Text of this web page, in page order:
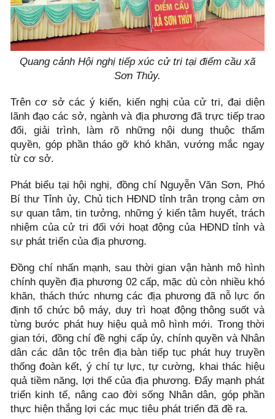
Quang cảnh Hội nghị tiếp xúc cử tri tại điểm cầu xã
Sơn Thủy.
Trên cơ sở các ý kiến, kiến nghị của cử tri, đại diện
lãnh đạo các sở, ngành và địa phương đã trực tiếp trao
đổi, giải trình, làm rõ những nội dung thuộc thẩm
quyền, góp phần tháo gỡ khó khăn, vướng mắc ngay
từ cơ sở.
Phát biểu tại hội nghị, đồng chí Nguyễn Văn Sơn, Phó
Bí thư Tỉnh ủy, Chủ tịch HĐND tỉnh trân trọng cảm ơn
sự quan tâm, tin tưởng, những ý kiến tâm huyết, trách
nhiệm của cử tri đối với hoạt động của HĐND tỉnh và
sự phát triển của địa phương.
Đồng chí nhấn mạnh, sau thời gian vận hành mô hình
chính quyền địa phương 02 cấp, mặc dù còn nhiều khó
khăn, thách thức nhưng các địa phương đã nỗ lực ổn
định tổ chức bộ máy, duy trì hoạt động thông suốt và
từng bước phát huy hiệu quả mô hình mới. Trong thời
gian tới, đồng chí đề nghị cấp ủy, chính quyền và Nhân
dân các dân tộc trên địa bàn tiếp tục phát huy truyền
thống đoàn kết, ý chí tự lực, tự cường, khai thác hiệu
quả tiềm năng, lợi thế của địa phương. Đẩy mạnh phát
triển kinh tế, nâng cao đời sống Nhân dân, góp phần
thực hiện thắng lợi các mục tiêu phát triển đã đề ra.